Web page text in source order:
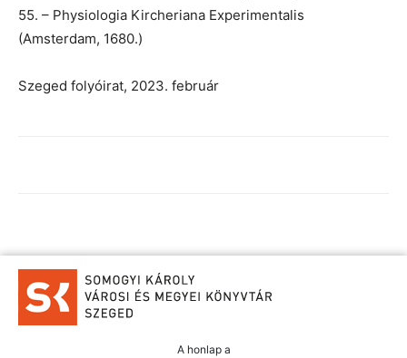
55. – Physiologia Kircheriana Experimentalis
(Amsterdam, 1680.)
Szeged folyóirat, 2023. február
A honlap a